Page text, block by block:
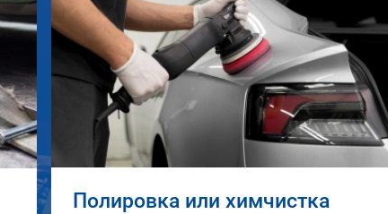
Полировка или химчистка